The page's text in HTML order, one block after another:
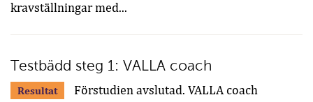
kravställningar med...
Testbädd steg 1: VALLA coach
Resultat
Förstudien avslutad. VALLA coach